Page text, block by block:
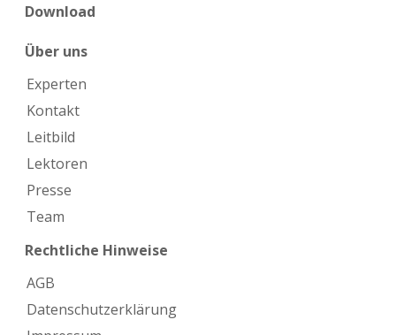
Download
Über uns
Experten
Kontakt
Leitbild
Lektoren
Presse
Team
Rechtliche Hinweise
AGB
Datenschutzerklärung